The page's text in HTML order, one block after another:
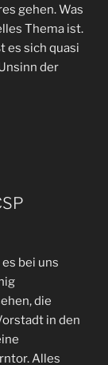
gehen. Was
Thema ist.
es sich quasi
der
bei uns
die
in den
Alles